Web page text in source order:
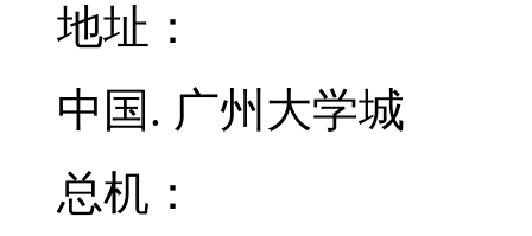
地址：
中国. 广州大学城
总机：